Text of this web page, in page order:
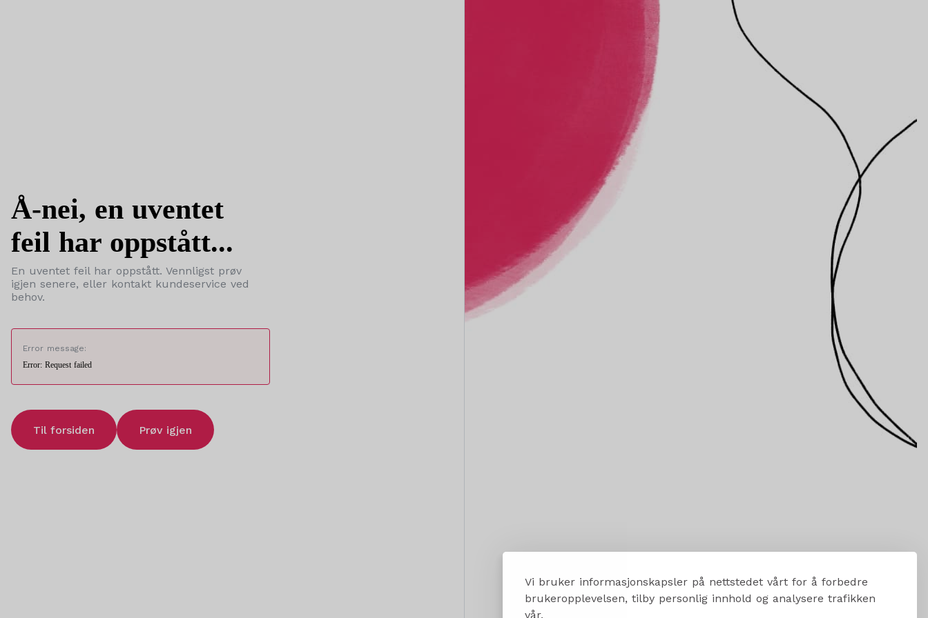
Vi bruker informasjonskapsler på nettstedet vårt for å forbedre
brukeropplevelsen, tilby personlig innhold og analysere trafikken
vår.
Å-nei, en uventet
feil har oppstått...
En uventet feil har oppstått. Vennligst prøv
igjen senere, eller kontakt kundeservice ved
behov.
Error message:
Error: Request failed
Til forsiden Prøv igjen